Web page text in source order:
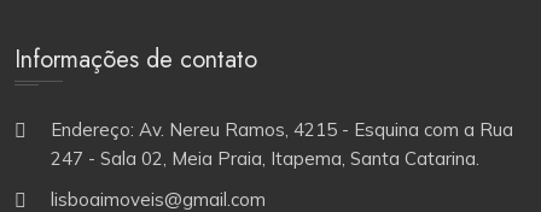
Informações de contato
Endereço: Av. Nereu Ramos, 4215 - Esquina com a Rua
247 - Sala 02, Meia Praia, Itapema, Santa Catarina.
lisboaimoveis@gmail.com